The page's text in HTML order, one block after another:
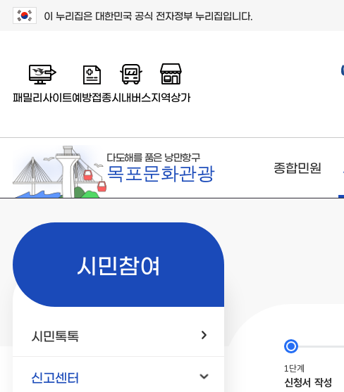
이 누리집은 대한민국 공식 전자정부 누리집입니다.
패밀리사이트예방접종시내버스지역상가
다도해를 품은 낭만항구
목포문화관광 종합민원
시민참여
시민톡톡
신고센터